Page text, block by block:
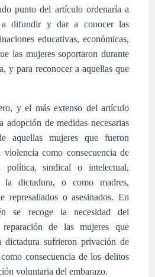
punto del artículo ordenaría a
a difundir y dar a conocer las
educativas, económicas,
las mujeres soportaron durante
y para reconocer a aquellas que
y el más extenso del artículo
adopción de medidas necesarias
aquellas mujeres que fueron
como consecuencia de
política, sindical o intelectual,
dictadura, o como madres,
represaliados o asesinados. En
se recoge la necesidad del
de las mujeres que
sufrieron privación de
consecuencia de los delitos
voluntaria del embarazo.